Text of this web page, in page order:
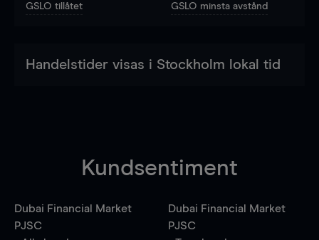
GSLO tillåtet GSLO minsta avstånd
Handelstider visas i Stockholm lokal tid
Kundsentiment
Dubai Financial Market
PJSC
Dubai Financial Market
PJSC